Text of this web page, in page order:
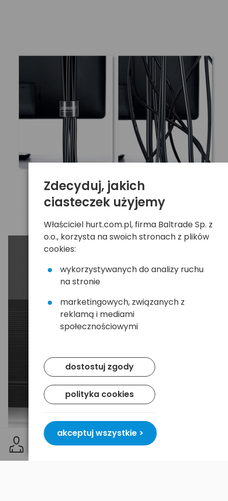
🔄 Szerokie zastosowanie
Zdecyduj, jakich
ciasteczek użyjemy
Właściciel hurt.com.pl, firma Baltrade Sp. z
o.o., korzysta na swoich stronach z plików
cookies:
wykorzystywanych do analizy ruchu
na stronie
marketingowych, związanych z
reklamą i mediami
społecznościowymi
dostostuj zgody
polityka cookies
akceptuj wszystkie >